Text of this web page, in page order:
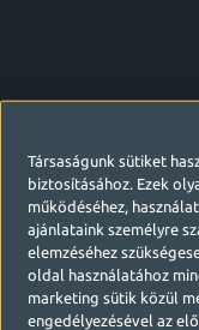
Társaságunk sütiket
biztosításához. Ezek
működéséhez,
ajánlataink személyre
elemzéséhez
oldal használatához
marketing sütik közül
engedélyezésével az